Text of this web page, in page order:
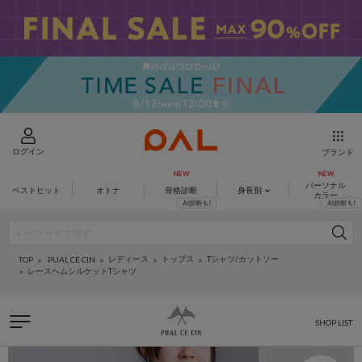
ログイン ブランド
ベストヒット オトナ 骨格診断 身長別
パーソナル
カラー
TOP PUAL CE CIN レディース トップス
Tシャツ/カットソー
レースヘムシルケットTシャツ
SHOP LIST